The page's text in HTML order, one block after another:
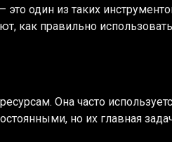
один из таких
как правильно использовать
Она часто
но их главная